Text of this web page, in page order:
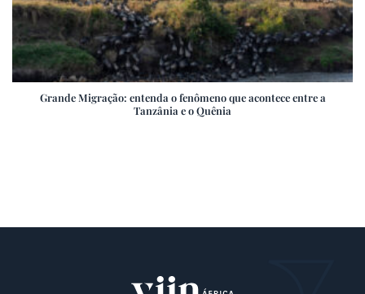
Grande Migração: entenda o fenômeno que acontece entre a
Tanzânia e o Quênia